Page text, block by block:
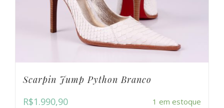
Scarpin Jump Python Branco
R$1.990,90 1 em estoque